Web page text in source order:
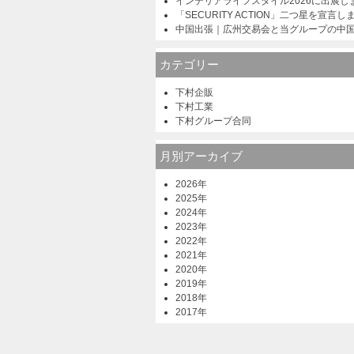
「SECURITY ACTION」二つ星を宣言し
中国出張｜広州交易会と当グループの中
カテゴリー
下村企販
下村工業
下村グループ合同
月別アーカイブ
2026年
2025年
2024年
2023年
2022年
2021年
2020年
2019年
2018年
2017年